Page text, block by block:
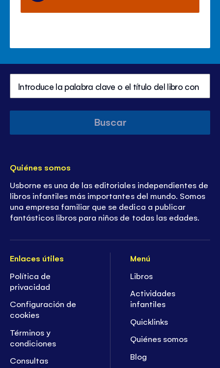
Buscar
Enlaces útiles
Política de
privacidad
Configuración de
cookies
Términos y
condiciones
Consultas
Menú
Libros
Actividades
infantiles
Quicklinks
Quiénes somos
Blog
Quiénes somos
Usborne es una de las editoriales independientes de
libros infantiles más importantes del mundo. Somos
una empresa familiar que se dedica a publicar
fantásticos libros para niños de todas las edades.